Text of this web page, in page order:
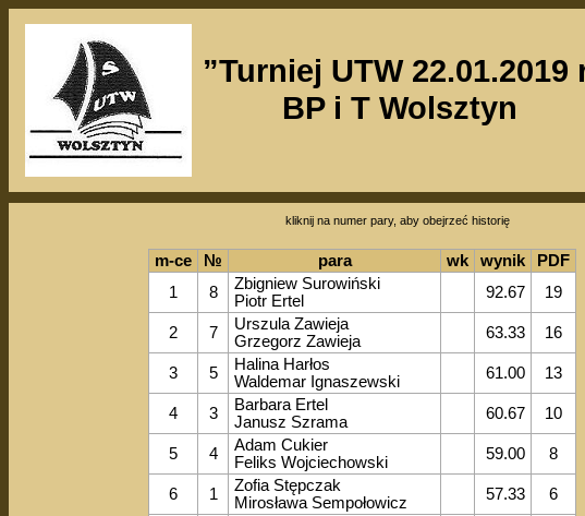
”Turniej UTW 22.01.2019
BP i T Wolsztyn
kliknij na numer pary, aby obejrzeć historię
m-ce № para wk wynik
PDF
1
8 Zbigniew Surowiński 92.67 19
Piotr Ertel
2
7 Urszula Zawieja 63.33 16
Grzegorz Zawieja
3
5 Halina Harłos 61.00 13
Waldemar Ignaszewski
4
3 Barbara Ertel 60.67 10
Janusz Szrama
5
4 Adam Cukier 59.00 8
Feliks Wojciechowski
6
1 Zofia Stępczak 57.33 6
Mirosława Sempołowicz